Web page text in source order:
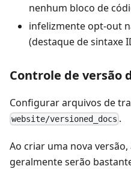
nenhum bloco de
infelizmente opt-out
(destaque de sintaxe
Controle de versão
Configurar arquivos de
website/versioned_docs .
Ao criar uma nova
geralmente serão